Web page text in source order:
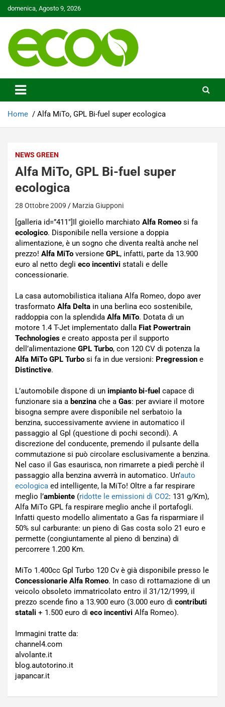
Skip
to
domenica, Agosto 9, 2026
Ecoo.it
Home Alfa MiTo, GPL Bi-fuel super ecologica
NEWS GREEN
Alfa MiTo, GPL Bi-fuel super
ecologica
28 Ottobre 2009 Marzia Giupponi
[galleria id=”411″]Il gioiello marchiato Alfa Romeo si fa
ecologico. Disponibile nella versione a doppia
alimentazione, è un sogno che diventa realtà anche nel
prezzo! Alfa MiTo versione GPL, infatti, parte da 13.900
euro al netto degli eco incentivi statali e delle
concessionarie.
La casa automobilistica italiana Alfa Romeo, dopo aver
trasformato Alfa Delta in una berlina eco sostenibile,
raddoppia con la splendida Alfa MiTo. Dotata di un
motore 1.4 T-Jet implementato dalla Fiat Powertrain
Technologies e creato apposta per il supporto
dell’alimentazione GPL Turbo, con 120 CV di potenza la
Alfa MiTo GPL Turbo si fa in due versioni: Pregression e
Distinctive.
L’automobile dispone di un impianto bi-fuel capace di
funzionare sia a benzina che a Gas: per avviare il motore
bisogna sempre avere disponibile nel serbatoio la
benzina, successivamente avviene in automatico il
passaggio al Gpl (questione di pochi secondi). A
discrezione del conducente, premendo il pulsante della
commutazione si può circolare esclusivamente a benzina.
Nel caso il Gas esaurisca, non rimarrete a piedi perchè il
passaggio alla benzina avverrà in automatico. Un’auto
ecologica ed intelligente, la MiTo! Oltre a far respirare
meglio l’ambiente (ridotte le emissioni di CO2: 131 g/Km),
Alfa MiTo GPL fa respirare meglio anche il portafogli.
Infatti questo modello alimentato a Gas fa risparmiare il
50% sul carburante: un pieno di Gas costa solo 21 euro e
permette (congiuntamente al pieno di benzina) di
percorrere 1.200 Km.
MiTo 1.400cc Gpl Turbo 120 Cv è già disponibile presso le
Concessionarie Alfa Romeo. In caso di rottamazione di un
veicolo obsoleto immatricolato entro il 31/12/1999, il
prezzo scende fino a 13.900 euro (3.000 euro di contributi
statali + 1.500 euro di eco incentivi Alfa Romeo).
Immagini tratte da:
channel4.com
alvolante.it
blog.autotorino.it
japancar.it